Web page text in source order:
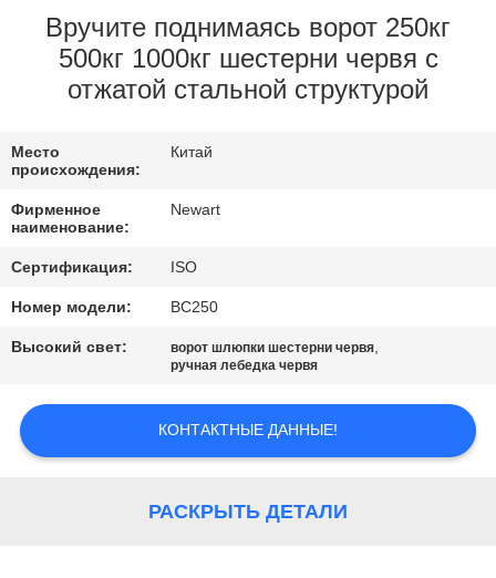
ФАБРИКА
КАЧЕСТВО
СВЯЗАТЬСЯ
С
НАМИ
СПРОСИТЕ
КАРТА
Вручите поднимаясь ворот 250кг
500кг 1000кг шестерни червя с
отжатой стальной структурой
Место
происхождения:
Китай
Фирменное
наименование:
Newart
Сертификация: ISO
Номер модели: ВС250
Высокий свет: ворот шлюпки шестерни червя,
ручная лебедка червя
КОНТАКТНЫЕ ДАННЫЕ!
РАСКРЫТЬ ДЕТАЛИ